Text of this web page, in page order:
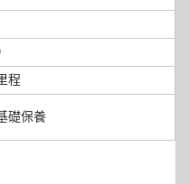
程
礎保養